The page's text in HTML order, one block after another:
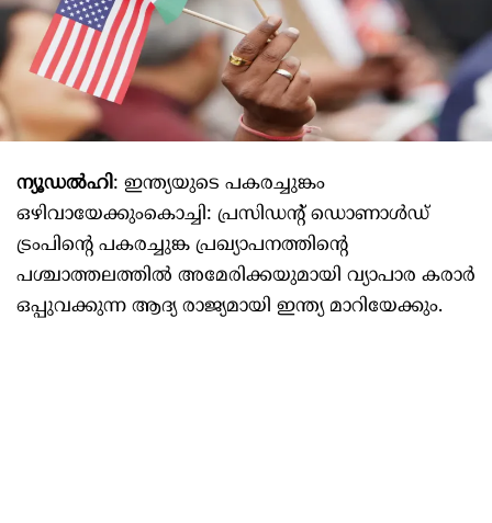
ന്യൂഡൽഹി: ഇന്ത്യയുടെ പകരച്ചുങ്കം
ഒഴിവായേക്കുംകൊച്ചി: പ്രസിഡന്റ് ഡൊണാള്‍ഡ്
ട്രംപിന്റെ പകരച്ചുങ്ക പ്രഖ്യാപനത്തിന്റെ
പശ്ചാത്തലത്തില്‍ അമേരിക്കയുമായി വ്യാപാര കരാർ
ഒപ്പുവക്കുന്ന ആദ്യ രാജ്യമായി ഇന്ത്യ മാറിയേക്കും.